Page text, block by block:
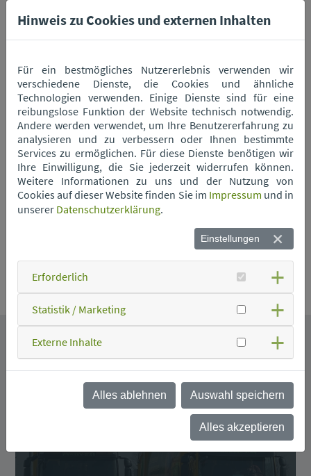
Haushaltsbatterien
PU-Schaumdosen
Schrott
Speisefett
Zurück
Das könnte Sie auch interessieren.
Hinweis zu Cookies und externen Inhalten
Für ein bestmögliches Nutzererlebnis verwenden wir
verschiedene Dienste, die Cookies und ähnliche
Technologien verwenden. Einige Dienste sind für eine
reibungslose Funktion der Website technisch notwendig.
Andere werden verwendet, um Ihre Benutzererfahrung zu
analysieren und zu verbessern oder Ihnen bestimmte
Services zu ermöglichen. Für diese Dienste benötigen wir
Ihre Einwilligung, die Sie jederzeit widerrufen können.
Weitere Informationen zu uns und der Nutzung von
Cookies auf dieser Website finden Sie im Impressum und in
unserer Datenschutzerklärung.
Einstellungen
Erforderlich
Statistik / Marketing
Externe Inhalte
Alles ablehnen Auswahl speichern
Alles akzeptieren